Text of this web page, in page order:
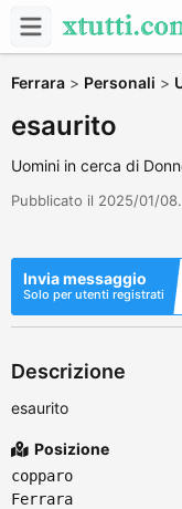
Ferrara > Personali >
esaurito
Uomini in cerca di
Pubblicato il 2025/01/
Invia messaggio
Solo per utenti registrati
Descrizione
esaurito
Posizione
copparo
Ferrara